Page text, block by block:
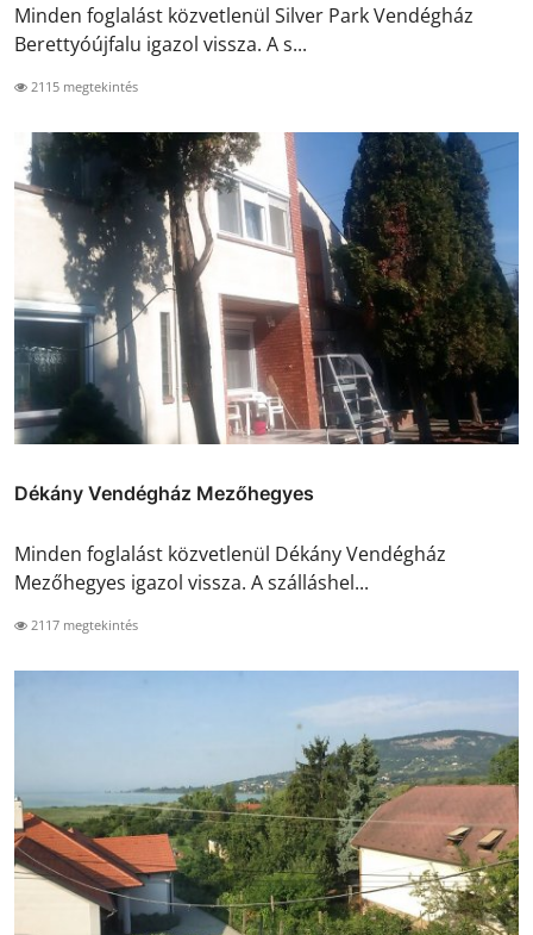
Minden foglalást közvetlenül Silver Park Vendégház
Berettyóújfalu igazol vissza. A s...
2115 megtekintés
Dékány Vendégház Mezőhegyes
Minden foglalást közvetlenül Dékány Vendégház
Mezőhegyes igazol vissza. A szálláshel...
2117 megtekintés